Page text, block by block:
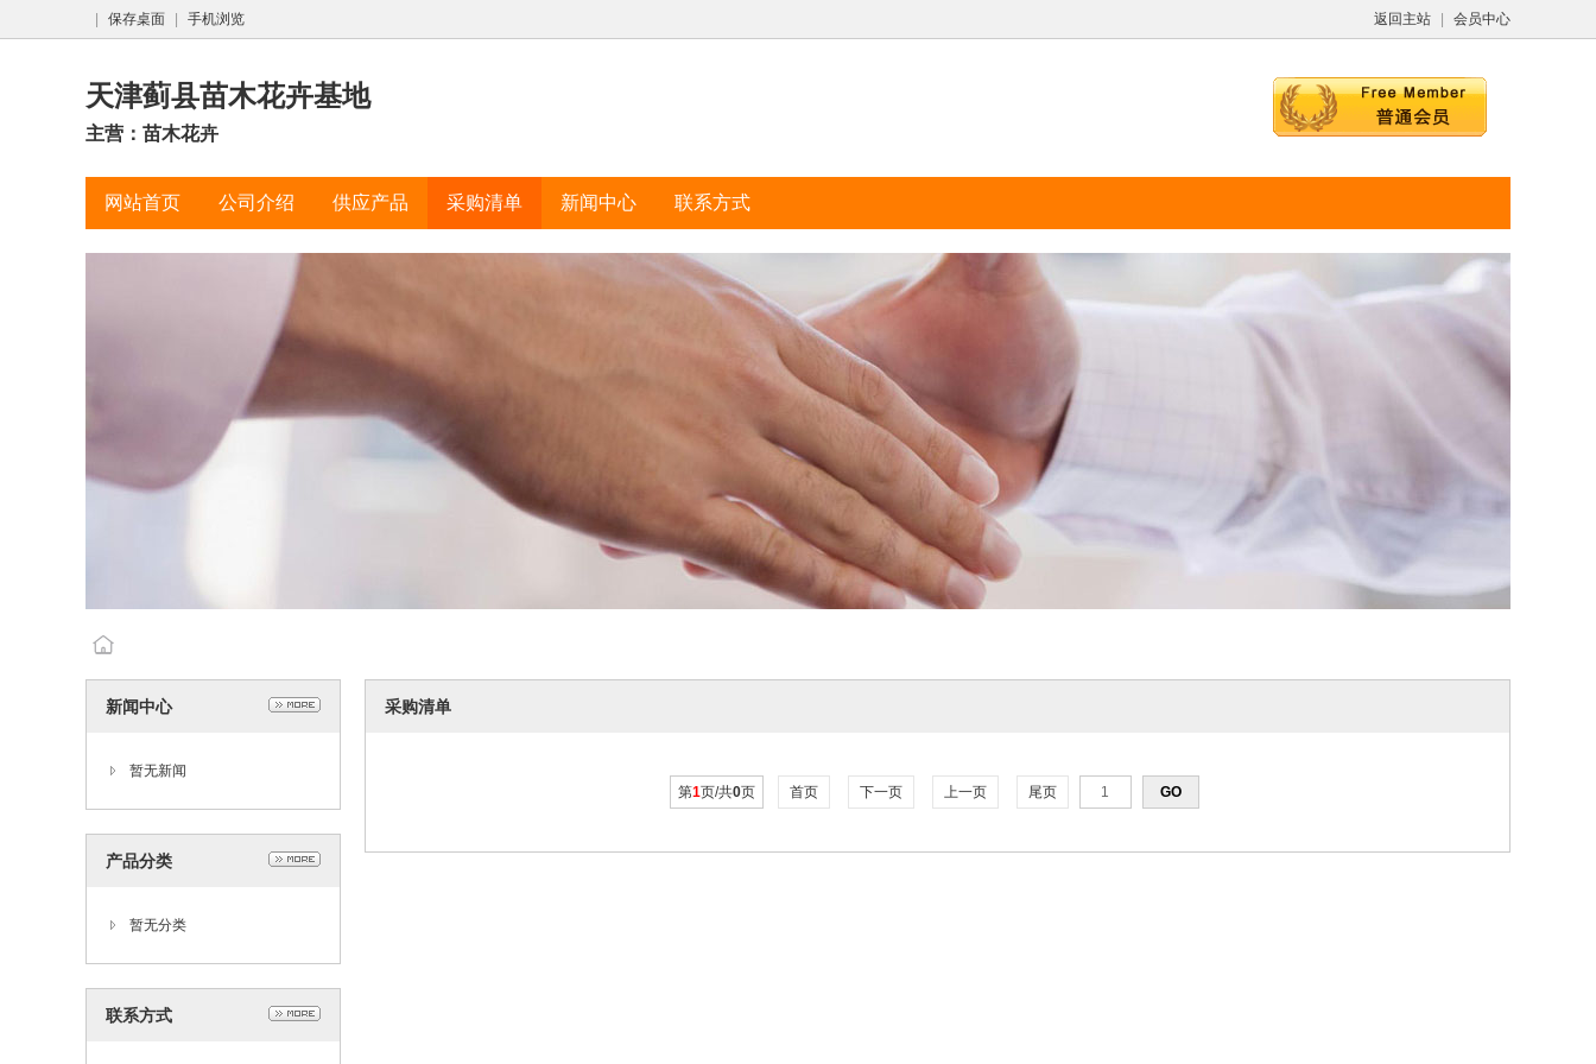
返回主站 会员中心
保存桌面 手机浏览
天津蓟县苗木花卉基地
主营：苗木花卉
网站首页 公司介绍 供应产品 采购清单 新闻中心 联系方式
新闻中心
暂无新闻
产品分类
暂无分类
联系方式
采购清单
第1页/共0页 首页 下一页 上一页 尾页